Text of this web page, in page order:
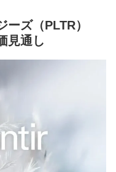
ズ（PLTR）
見通し